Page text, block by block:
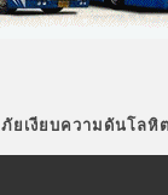
ภัยเงียบความดันโลหิ